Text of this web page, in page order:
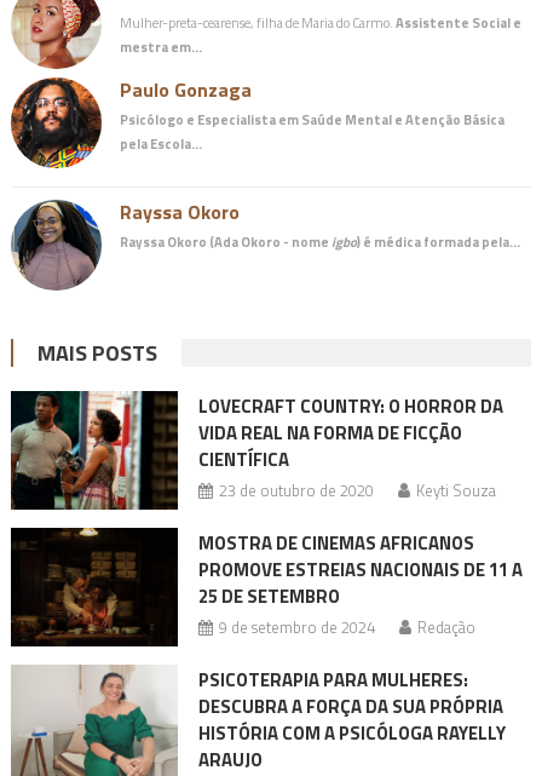
Mulher-preta-cearense, filha de Maria do Carmo.Assistente Social e
mestra em…
Paulo Gonzaga
Psicólogo e Especialista em Saúde Mental e Atenção Básica
pela Escola…
Rayssa Okoro
Rayssa Okoro (Ada Okoro - nome igbo) é médicaformada pela…
MAIS POSTS
LOVECRAFT COUNTRY: O HORROR DA
VIDA REAL NA FORMA DE FICÇÃO
CIENTÍFICA
23 de outubro de 2020 Keyti Souza
MOSTRA DE CINEMAS AFRICANOS
PROMOVE ESTREIAS NACIONAIS DE 11 A
25 DE SETEMBRO
9 de setembro de 2024 Redação
PSICOTERAPIA PARA MULHERES:
DESCUBRA A FORÇA DA SUA PRÓPRIA
HISTÓRIA COM A PSICÓLOGA RAYELLY
ARAUJO